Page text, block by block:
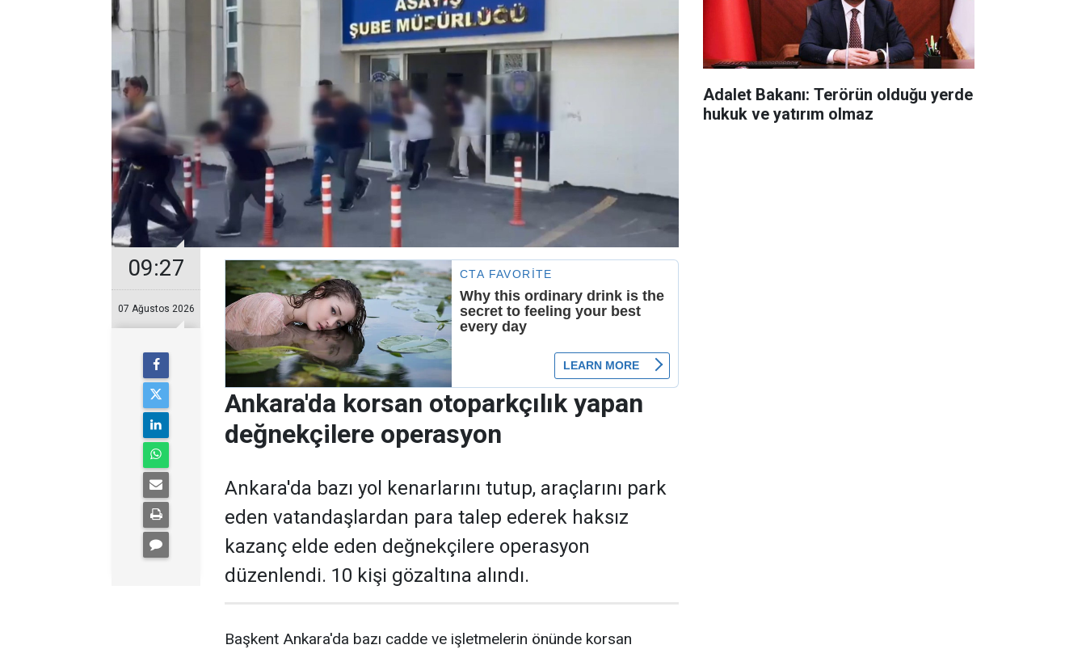
09:27
07 Ağustos 2026
Ankara'da korsan otoparkçılık yapan
değnekçilere operasyon
Ankara'da bazı yol kenarlarını tutup, araçlarını park
eden vatandaşlardan para talep ederek haksız
kazanç elde eden değnekçilere operasyon
düzenlendi. 10 kişi gözaltına alındı.
Başkent Ankara'da bazı cadde ve işletmelerin önünde korsan
Adalet Bakanı: Terörün olduğu yerde
hukuk ve yatırım olmaz